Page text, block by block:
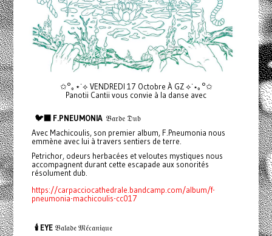
✩°｡⋆˙⟡ VENDREDI 17 Octobre À GZ ⟡˙⋆｡°✩
Panotii Cantii vous convie à la danse avec
🐦‍⬛ F.PNEUMONIA𝔅𝔞𝔯𝔡𝔢 𝔇𝔲𝔟
Avec Machicoulis, son premier album, F.Pneumonia nous
emmène avec lui à travers sentiers de terre.
Petrichor, odeurs herbacées et veloutes mystiques nous
accompagnent durant cette escapade aux sonorités
résolument dub.
https://carpacciocathedrale.bandcamp.com/album/f-
pneumonia-machicoulis-cc017
🕯️ EYE𝔅𝔞𝔩𝔞𝔡𝔢 𝔐𝔢́𝔠𝔞𝔫𝔦𝔮𝔲𝔢